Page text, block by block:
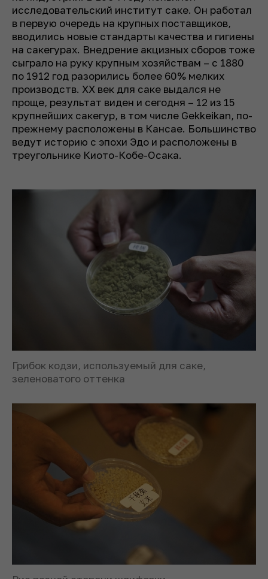
исследовательский институт саке. Он работал
в первую очередь на крупных поставщиков,
вводились новые стандарты качества и гигиены
на сакегурах. Внедрение акцизных сборов тоже
сыграло на руку крупным хозяйствам – с 1880
по 1912 год разорились более 60% мелких
производств. XX век для саке выдался не
проще, результат виден и сегодня – 12 из 15
крупнейших сакегур, в том числе Gekkeikan, по-
прежнему расположены в Кансае. Большинство
ведут историю с эпохи Эдо и расположены в
треугольнике Киото-Кобе-Осака.
Грибок кодзи, используемый для саке,
зеленоватого оттенка